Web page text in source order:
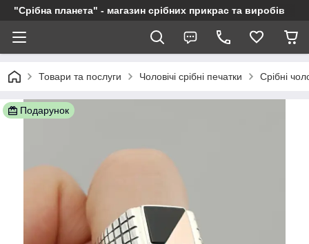
"Срібна планета" - магазин срібних прикрас та виробів
Товари та послуги Чоловічі срібні печатки Срібні
Подарунок